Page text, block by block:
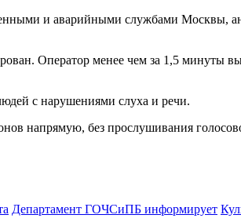
и аварийными службами Москвы,
Оператор менее чем за 1,5 минуты
с нарушениями слуха и речи.
напрямую, без прослушивания
Департамент ГОЧСиПБ информирует